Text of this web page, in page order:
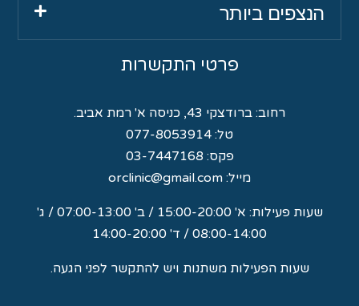
הנצפים ביותר
פרטי התקשרות
רחוב: ברודצקי 43, כניסה א' רמת אביב.
טל: 077-8053914
פקס: 03-7447168
מייל: orclinic@gmail.com
שעות פעילות: א' 15:00-20:00 / ב' 07:00-13:00 / ג'
08:00-14:00 / ד' 14:00-20:00
שעות הפעילות משתנות ויש להתקשר לפני הגעה.